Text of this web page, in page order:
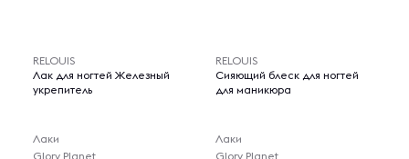
RELOUIS
Лак для ногтей Железный
укрепитель
Лаки
Glory Planet
RELOUIS
Сияющий блеск для ногтей
для маникюра
Лаки
Glory Planet